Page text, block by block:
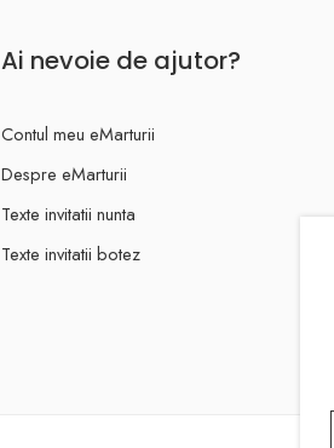
Ai nevoie de ajutor?
Contul meu eMarturii
Despre eMarturii
Texte invitatii nunta
Texte invitatii botez